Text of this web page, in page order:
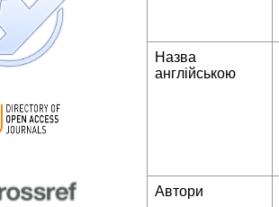
Назва
англійською
Автори